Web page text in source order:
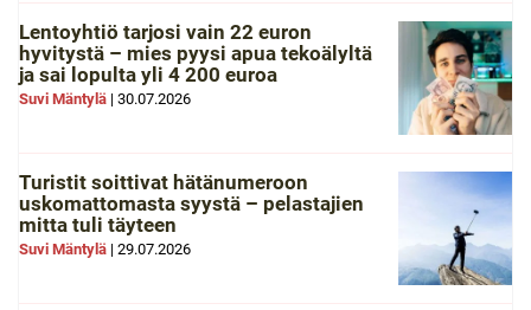
Lentoyhtiö tarjosi vain 22 euron
hyvitystä – mies pyysi apua tekoälyltä
ja sai lopulta yli 4 200 euroa
Suvi Mäntylä | 30.07.2026
Turistit soittivat hätänumeroon
uskomattomasta syystä – pelastajien
mitta tuli täyteen
Suvi Mäntylä | 29.07.2026